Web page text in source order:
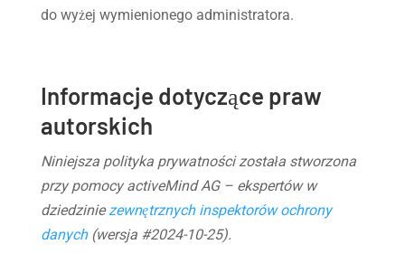
do wyżej wymienionego administratora.
Informacje dotyczące praw
autorskich
Niniejsza polityka prywatności została stworzona
przy pomocy activeMind AG – ekspertów w
dziedziniezewnętrznych inspektorów ochrony
danych(wersja #2024-10-25).